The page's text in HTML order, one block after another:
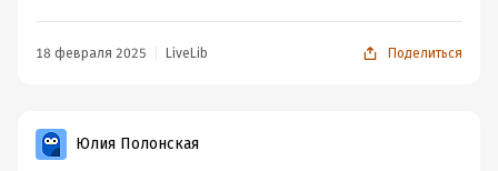
18 февраля 2025 LiveLib Поделиться
Юлия Полонская